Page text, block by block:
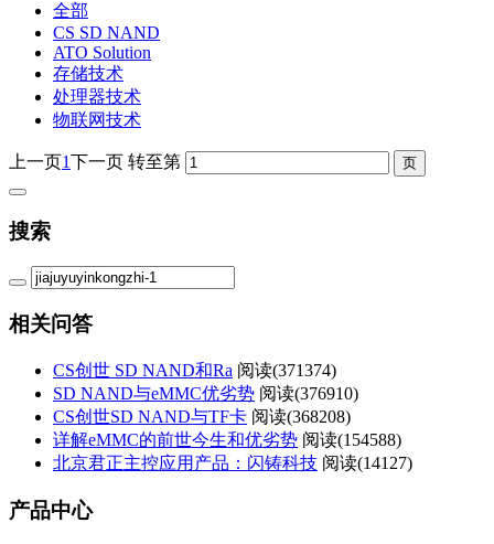
全部
CS SD NAND
ATO Solution
存储技术
处理器技术
物联网技术
上一页1下一页 转至第
搜索
相关问答
CS创世 SD NAND和Ra 阅读(371374)
SD NAND与eMMC优劣势 阅读(376910)
CS创世SD NAND与TF卡 阅读(368208)
详解eMMC的前世今生和优劣势 阅读(154588)
北京君正主控应用产品：闪铸科技 阅读(14127)
产品中心